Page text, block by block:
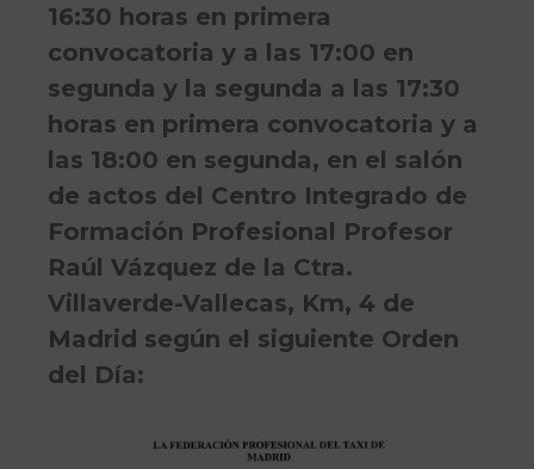
16:30 horas en primera
convocatoria y a las 17:00 en
segunda y la segunda a las 17:30
horas en primera convocatoria y a
las 18:00 en segunda, en el salón
de actos del Centro Integrado de
Formación Profesional Profesor
Raúl Vázquez de la Ctra.
Villaverde-Vallecas, Km, 4 de
Madrid según el siguiente Orden
del Día: